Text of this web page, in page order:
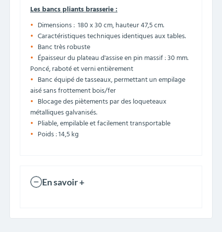
Les bancs pliants brasserie :
Dimensions : 180 x 30 cm, hauteur 47,5 cm.
Caractéristiques techniques identiques aux tables.
Banc très robuste
Épaisseur du plateau d'assise en pin massif : 30 mm.
Poncé, raboté et verni entièrement
Banc équipé de tasseaux, permettant un empilage
aisé sans frottement bois/fer
Blocage des piètements par des loqueteaux
métalliques galvanisés.
Pliable, empilable et facilement transportable
Poids : 14,5 kg
En savoir +